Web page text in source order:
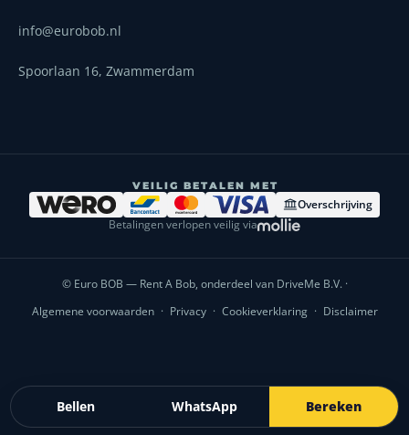
info@eurobob.nl
Spoorlaan 16, Zwammerdam
VEILIG BETALEN MET
Overschrijving
Betalingen verlopen veilig via
© Euro BOB — Rent A Bob, onderdeel van DriveMe B.V. ·
Algemene voorwaarden · Privacy · Cookieverklaring · Disclaimer
Bellen WhatsApp Bereken